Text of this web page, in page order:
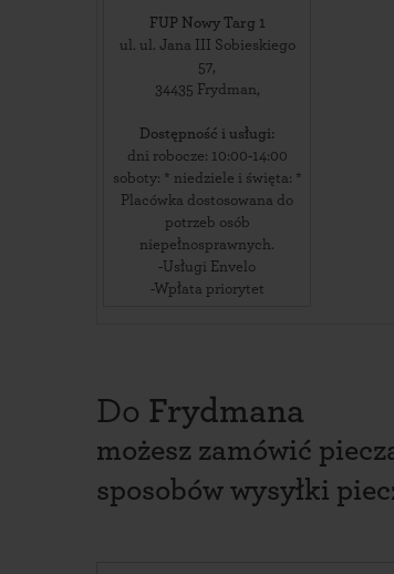
FUP Nowy Targ 1
ul. ul. Jana III Sobieskiego
57,
34435 Frydman,
Dostępność i usługi:
dni robocze: 10:00-14:00
soboty: * niedziele i święta: *
Placówka dostosowana do
potrzeb osób
niepełnosprawnych.
-Usługi Envelo
-Wpłata priorytet
Do Frydmana
możesz zamówić
sposobów wysyłki